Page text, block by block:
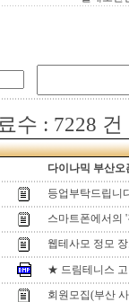
수 : 7228 건
다이나믹 부산오
등업부탁드립니
스마트폰에서의
웹테사모 정모
★ 드림테니스
회원모집(부산